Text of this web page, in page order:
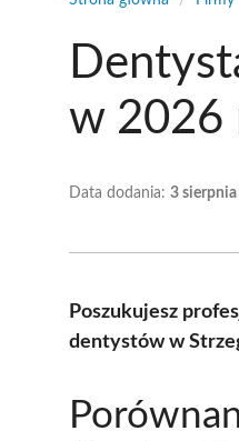
w 2026
Data dodania: 3 sierpnia
Poszukujesz
dentystów w